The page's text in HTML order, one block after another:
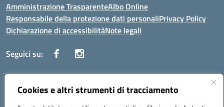
Cookies e altri strumenti di tracciamento
Amministrazione TrasparenteAlbo Online
Responsabile della protezione dati personaliPrivacy Policy
Dichiarazione di accessibilitàNote legali
Seguici su:
Indirizzo:Corso Vittorio Emanuele, 27 90133 - Palermo